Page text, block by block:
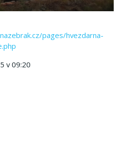
pages/hvezdarna-
v 09:20